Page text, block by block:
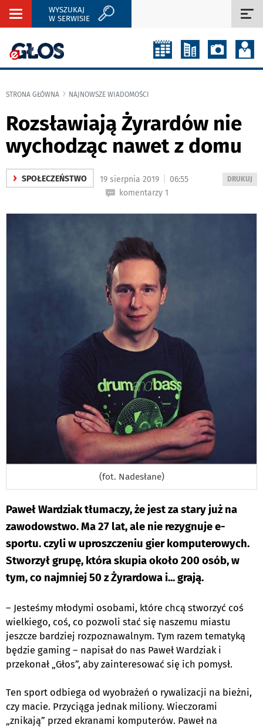
Rozwiń
WYSZUKAJ
W SERWISIE
STRONA GŁÓWNA NAJNOWSZE WIADOMOŚCI
Rozsławiają Żyrardów nie
wychodząc nawet z domu
› SPOŁECZEŃSTWO
WYDRUKUJ
DRUKUJ
19 sierpnia 2019
06:55
komentarzy 1
(fot. Nadesłane)
Paweł Wardziak tłumaczy, że jest za stary już na
zawodowstwo. Ma 27 lat, ale nie rezygnuje e-
sportu. czyli w uproszczeniu gier komputerowych.
Stworzył grupę, która skupia około 200 osób, w
tym, co najmniej 50 z Żyrardowa i... grają.
– Jesteśmy młodymi osobami, które chcą stworzyć coś
wielkiego, coś, co pozwoli stać się naszemu miastu
jeszcze bardziej rozpoznawalnym. Tym razem tematyką
będzie gaming – napisał do nas Paweł Wardziak i
przekonał „Głos”, aby zainteresować się ich pomysł.
Ten sport odbiega od wyobrażeń o rywalizacji na bieżni,
czy macie. Przyciąga jednak miliony. Wieczorami
„znikają” przed ekranami komputerów. Paweł na